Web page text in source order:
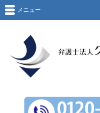
メニュー